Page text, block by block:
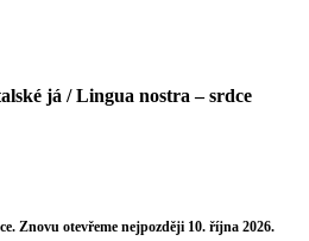
Znovu otevřeme nejpozději 10. října 2026.